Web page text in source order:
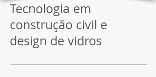
Tecnologia em
construção civil e
design de vidros